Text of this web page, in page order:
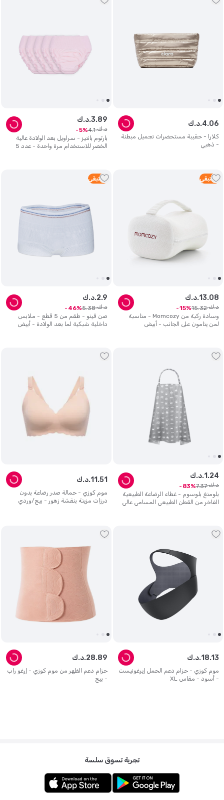
كلارا - حقيبة مستحضرات تجميل مبطنة
- ذهبي
د.ك.4.06
بارتوم بانتيز - سراويل بعد الولادة عالية
الخصر للاستخدام مرة واحدة - عدد 5
د.ك.3.89
د.ك. 4.1
5
5 متبقي
وسادة ركبة من Momcozy - مناسبة
لمن ينامون على الجانب - أبيض
د.ك.13.08
د.ك. 15.32
15
5 متبقي
صن فينو - طقم من 5 قطع - ملابس
داخلية شبكية لما بعد الولادة - أبيض
د.ك.2.9
د.ك. 5.38
46
بلومنغ بلوسوم - غطاء الرضاعة الطبيعية
الفاخر من القطن الطبيعي المسامي عالي
د.ك.1 .24
د.ك. 7.37
83
موم كوزي - حمالة صدر رضاعة بدون
درزات مزينة بنقشة زهور - بيج/وردي
د.ك.11 .51
موم كوزي - حزام دعم الحمل إيرغونيست
- أسود - مقاس XL
د.ك.18.13
حزام دعم الظهر من موم كوزي - إرغو راب
- بيج
د.ك.28.89
تجربة تسوق سلسة